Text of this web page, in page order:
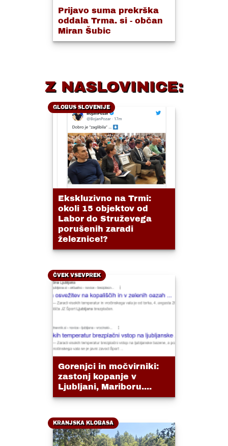
Prijavo suma prekrška
oddala Trma. si - občan
Miran Šubic
Z NASLOVINICE:
GLOBUS SLOVENIJE
Ekskluzivno na Trmi:
okoli 15 objektov od
Labor do Struževega
porušenih zaradi
železnice!?
ČVEK VSEVPREK
Gorenjci in močvirniki:
zastonj kopanje v
Ljubljani, Mariboru....
KRANJSKA KLOBASA